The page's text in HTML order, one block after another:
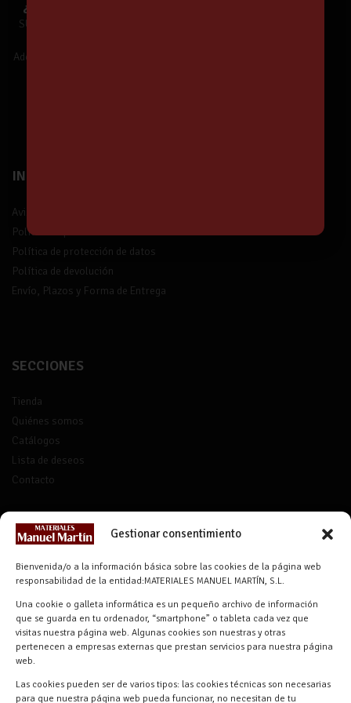
Gestionar consentimiento
Bienvenida/o a la información básica sobre las cookies de la página web
responsabilidad de la entidad:MATERIALES MANUEL MARTÍN, S.L.
Una cookie o galleta informática es un pequeño archivo de información
que se guarda en tu ordenador, “smartphone” o tableta cada vez que
visitas nuestra página web. Algunas cookies son nuestras y otras
pertenecen a empresas externas que prestan servicios para nuestra página
web.
Las cookies pueden ser de varios tipos: las cookies técnicas son necesarias
para que nuestra página web pueda funcionar, no necesitan de tu
¿Te unes a Nuestra Comunidad?
SUSCRÍBETE y estarás informado de
Además,
INFORMACIÓN
Aviso legal
Política de privacidad
Política de protección de datos
Política de devolución
Envío, Plazos y Forma de Entrega
SECCIONES
Tienda
Quiénes somos
Catálogos
Lista de deseos
Contacto
CONTACTO
info@materialesmanuelmartin.com
921 57 52 29
618 59 79 72 (Solo WhatsApp)
Materiales Manuel Martín Ctra.
Turégano-Navas de Oro, 47, 40280
Navalmanzano, Segovia, ESPAÑA